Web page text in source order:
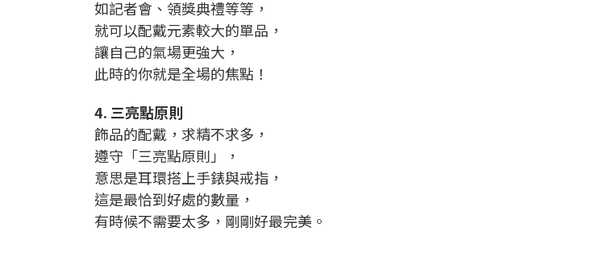
如記者會、領獎典禮等等，
就可以配戴元素較大的單品，
讓自己的氣場更強大，
此時的你就是全場的焦點！
4. 三亮點原則
飾品的配戴，求精不求多，
遵守「三亮點原則」，
意思是耳環搭上手錶與戒指，
這是最恰到好處的數量，
有時候不需要太多，剛剛好最完美。